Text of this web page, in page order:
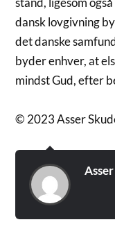
dansk lovgivning
det danske
byder enhver, at
mindst Gud, efter
© 2023 Asser